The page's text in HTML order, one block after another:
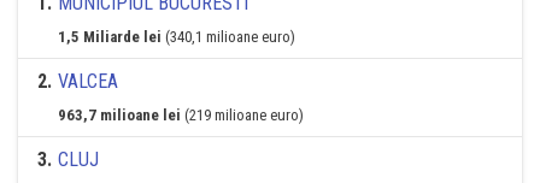
1,5 Miliarde lei (340,1 milioane euro)
2. VALCEA
963,7 milioane lei (219 milioane euro)
3. CLUJ